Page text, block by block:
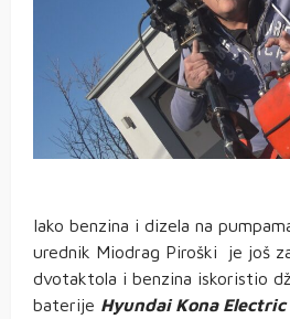
Iako benzina i dizela na
urednik Miodrag Piroški je još
dvotaktola i benzina iskoristio
baterije Hyundai Kona Electric